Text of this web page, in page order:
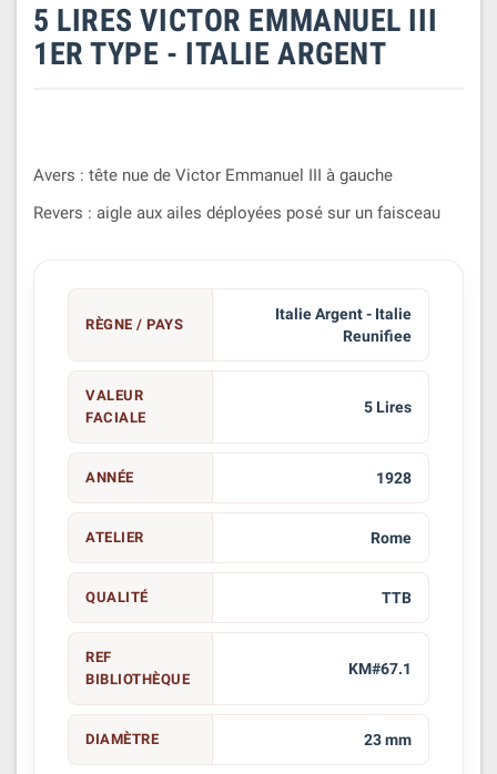
5 LIRES VICTOR EMMANUEL III
1ER TYPE - ITALIE ARGENT
Avers : tête nue de Victor Emmanuel III à gauche
Revers : aigle aux ailes déployées posé sur un faisceau
RÈGNE / PAYS
Italie Argent - Italie
Reunifiee
VALEUR
FACIALE
5 Lires
ANNÉE 1928
ATELIER Rome
QUALITÉ TTB
REF
BIBLIOTHÈQUE
KM#67.1
DIAMÈTRE 23 mm